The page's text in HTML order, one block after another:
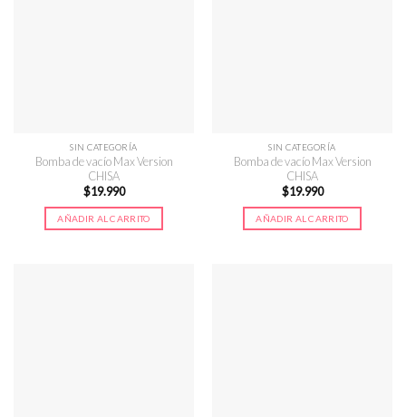
SIN CATEGORÍA
Bomba de vacío Max Version
CHISA
$19.990
AÑADIR AL CARRITO
SIN CATEGORÍA
Bomba de vacío Max Version
CHISA
$19.990
AÑADIR AL CARRITO